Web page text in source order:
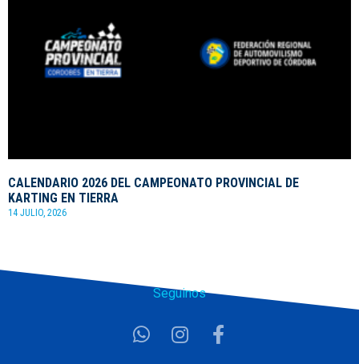
CALENDARIO 2026 DEL CAMPEONATO PROVINCIAL DE
KARTING EN TIERRA
14 JULIO, 2026
Seguinos